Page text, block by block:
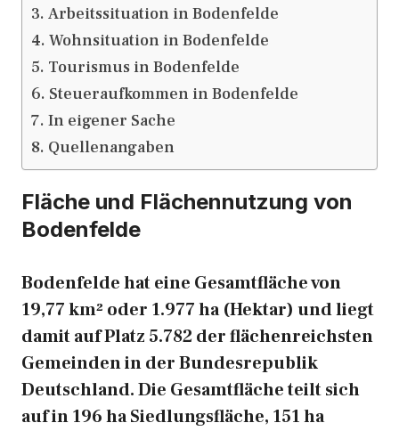
Arbeitssituation in Bodenfelde
Wohnsituation in Bodenfelde
Tourismus in Bodenfelde
Steueraufkommen in Bodenfelde
In eigener Sache
Quellenangaben
Fläche und Flächennutzung von
Bodenfelde
Bodenfelde hat eine Gesamtfläche von
19,77 km² oder 1.977 ha (Hektar) und liegt
damit auf Platz 5.782 der flächenreichsten
Gemeinden in der Bundesrepublik
Deutschland. Die Gesamtfläche teilt sich
auf in 196 ha Siedlungsfläche, 151 ha